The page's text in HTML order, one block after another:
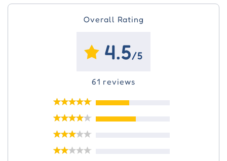
Overall Rating
4.5/5
61 reviews